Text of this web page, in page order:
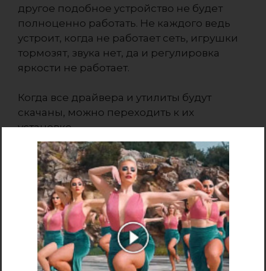
другое подобное устройство не будет
полноценно работать. Не каждого ведь
устроит, когда не работает сеть, игрушки
тормозят, звука нет, да и регулировка
яркости не работает.
Когда все драйвера и утилиты будут
скачаны, можно переходить к их
установке.
Начинать стоит с установки драйвера для
чипсета и системной логики. Данный
драйвер нужен для очень многих
системных устройств вроде портов USB,
внутренних шин SMBus, PCI Express и так
далее. Его установка обязательна.
После чипсета переходим к драйверам